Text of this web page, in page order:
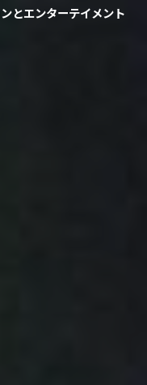
とエンターテイメント